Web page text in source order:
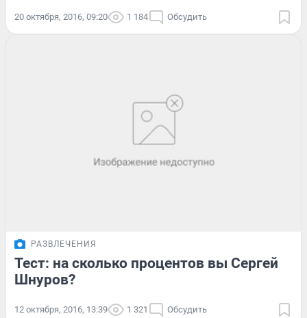
20 октября, 2016, 09:20 1 184 Обсудить
РАЗВЛЕЧЕНИЯ
Тест: на сколько процентов вы Сергей
Шнуров?
12 октября, 2016, 13:39 1 321 Обсудить